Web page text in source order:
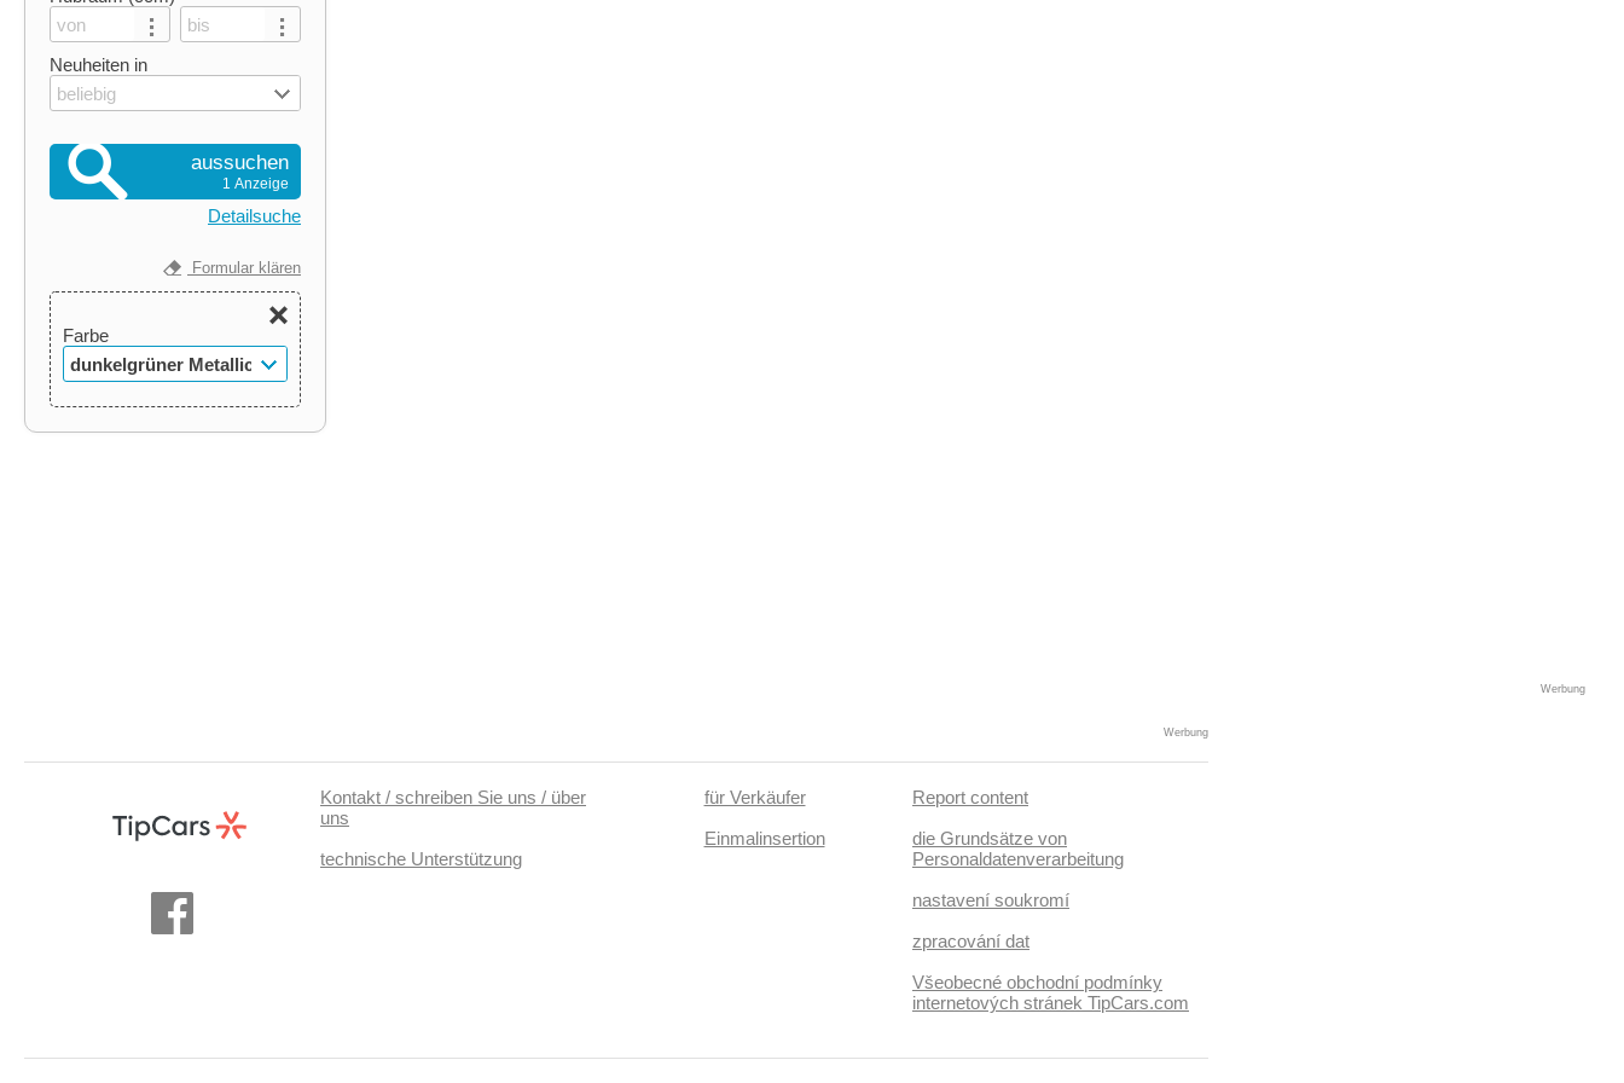
Neuheiten in
beliebig
aussuchen
1 Anzeige
Detailsuche
Formular klären
Farbe
dunkelgrüner Metallic-
Werbung
Werbung
Kontakt / schreiben Sie uns / über
uns
technische Unterstützung
für Verkäufer
Einmalinsertion
Report content
die Grundsätze von
Personaldatenverarbeitung
nastavení soukromí
zpracování dat
Všeobecné obchodní podmínky
internetových stránek TipCars.com